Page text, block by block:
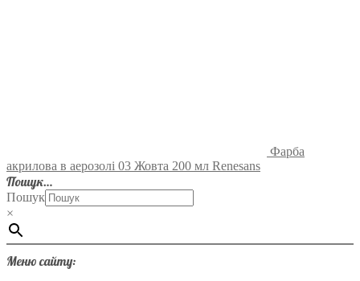
Фарба
акрилова в аерозолі 03 Жовта 200 мл Renesans
Пошук…
Пошук
×
Меню сайту: